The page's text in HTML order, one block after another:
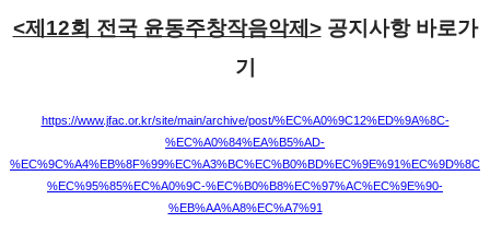
<제12회 전국 윤동주창작음악제> 공지사항 바로가
기
https://www.jfac.or.kr/site/main/archive/post/%EC%A0%9C12%ED%9A%8C-
%EC%A0%84%EA%B5%AD-
%EC%9C%A4%EB%8F%99%EC%A3%BC%EC%B0%BD%EC%9E%91%EC%9D%8C
%EC%95%85%EC%A0%9C-%EC%B0%B8%EC%97%AC%EC%9E%90-
%EB%AA%A8%EC%A7%91